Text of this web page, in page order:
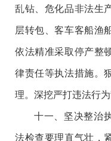
乱钻、危化品非法生
层转包、客车客船渔
依法精准采取停产整
律责任等执法措施。
理。深挖严打违法行为
十一、坚决整治
法检查要理直气壮，